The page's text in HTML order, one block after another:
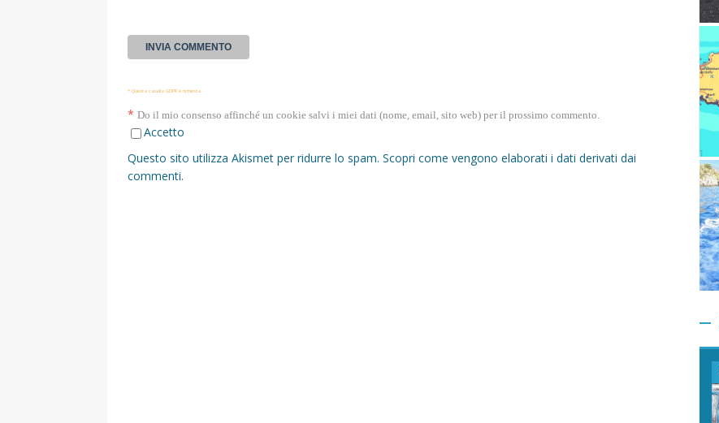
* Questa casella GDPR è richiesta
* Do il mio consenso affinché un cookie salvi i miei dati (nome, email, sito web) per il prossimo commento.
Accetto
Questo sito utilizza Akismet per ridurre lo spam. Scopri come vengono elaborati i dati derivati dai
commenti.